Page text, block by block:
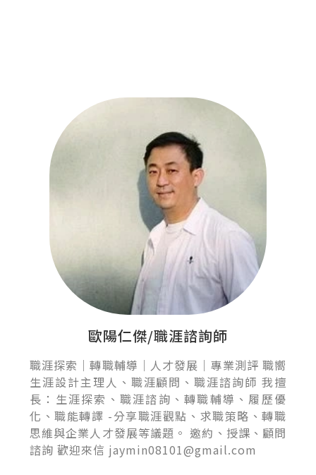
歐陽仁傑/職涯諮詢師
職涯探索｜轉職輔導｜人才發展｜專業測評 職嚮
生涯設計主理人、職涯顧問、職涯諮詢師 我擅
長：生涯探索、職涯諮詢、轉職輔導、履歷優
化、職能轉譯 -分享職涯觀點、求職策略、轉職
思維與企業人才發展等議題。 邀約、授課、顧問
諮詢 歡迎來信 jaymin08101@gmail.com